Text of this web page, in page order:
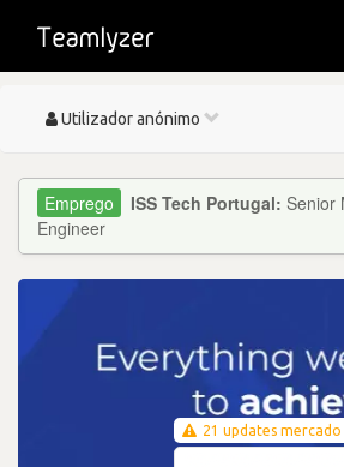
Toggle
Utilizador anónimo
ISS Tech Portugal: Senior
Engineer
21 updates mercado